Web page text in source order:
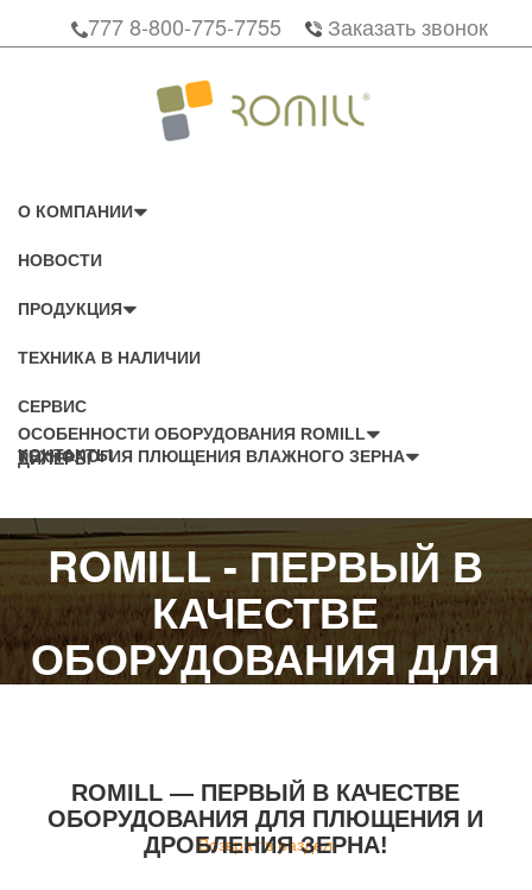
777 8-800-775-7755 Заказать звонок
О КОМПАНИИ
НОВОСТИ
ПРОДУКЦИЯ
ТЕХНИКА В НАЛИЧИИ
СЕРВИС
КОНТАКТЫ
ТЕХНОЛОГИЯ ПЛЮЩЕНИЯ ВЛАЖНОГО ЗЕРНА
ОСОБЕННОСТИ ОБОРУДОВАНИЯ ROMILL
ДИЛЕРЫ
ROMILL - ПЕРВЫЙ В
КАЧЕСТВЕ
ОБОРУДОВАНИЯ ДЛЯ
ПЛЮЩЕНИЯ И
ROMILL
Возврат в раздел
ROMILL — ПЕРВЫЙ В КАЧЕСТВЕ
ОБОРУДОВАНИЯ ДЛЯ ПЛЮЩЕНИЯ И
ДРОБЛЕНИЯ ЗЕРНА!